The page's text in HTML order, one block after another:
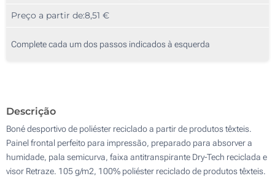
10
25
Outra :
Preço a partir de:8,51 €
Complete cada um dos passos indicados à esquerda
Descrição
Boné desportivo de poliéster reciclado a partir de produtos têxteis.
Painel frontal perfeito para impressão, preparado para absorver a
humidade, pala semicurva, faixa antitranspirante Dry-Tech reciclada e
visor Retraze. 105 g/m2, 100% poliéster reciclado de produtos têxteis.